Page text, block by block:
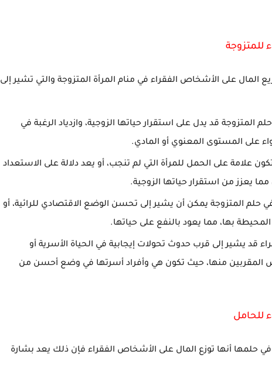
للمتزوجة
المال على الأشخاص الفقراء في منام المرأة المتزوجة والتي تشير إلى
المتزوجة قد يدل على استقرار حياتها الزوجية، وازدياد الرغبة في
على المستوى المعنوي أو المادي.
علامة على الحمل للمرأة التي لم تنجب، أو يعد دلالة على الاستعداد
يعزز من استقرار حياتها الزوجية.
حلم المتزوجة يمكن أن يشير إلى تحسن الوضع الاقتصادي للرائية، أو
بها، مما يعود بالنفع على حياتها.
قد يشير إلى قرب حدوث تحولات إيجابية في الحياة الأسرية أو
المقربين منها، حيث تكون هي وأفراد أسرتها في وضع أحسن من
للحامل
حلمها أنها توزع المال على الأشخاص الفقراء فإن ذلك يعد بشارة